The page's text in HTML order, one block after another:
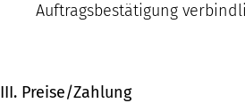
Auftragsbestätigung
III. Preise/Zahlung